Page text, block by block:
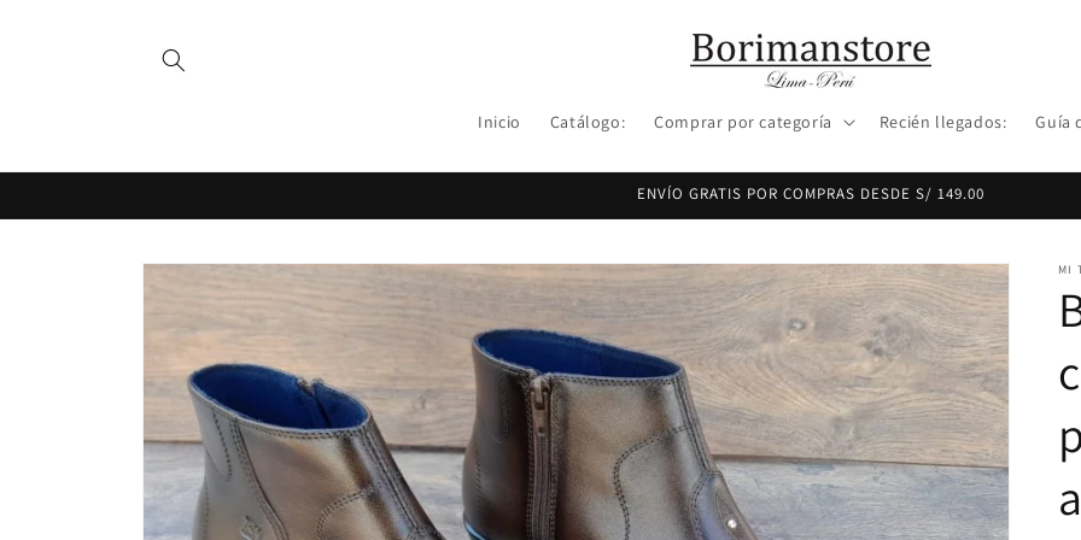
Inicio Catálogo: Comprar por categoría Recién llegados: Guía
ENVÍO GRATIS POR COMPRAS DESDE S/ 149.00
directamente
del producto
MI